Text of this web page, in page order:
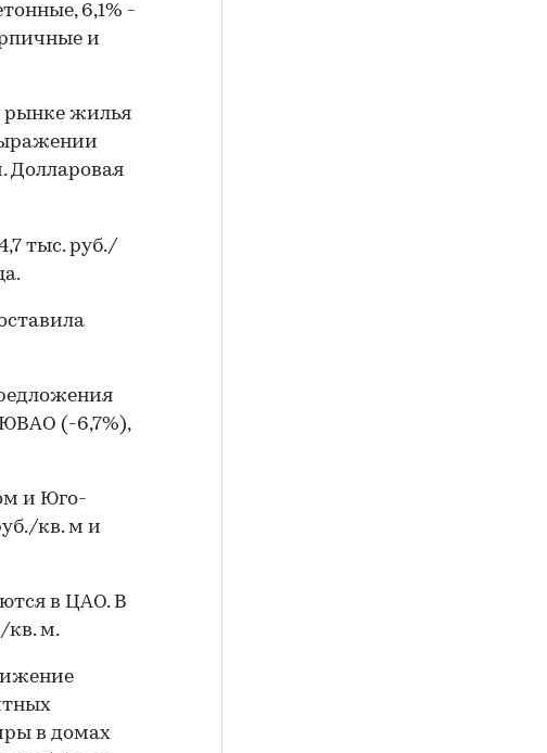
6,1% -
и
рынке жилья
Долларовая
тыс. руб./
ЮВАО (-6,7%),
и Юго-
кв. м и
в ЦАО. В
кв. м.
в домах